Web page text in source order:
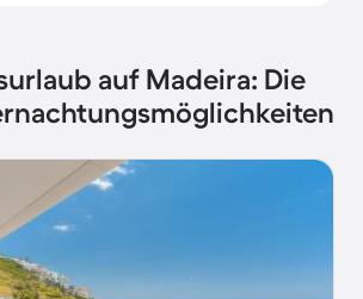
auf Madeira: Die